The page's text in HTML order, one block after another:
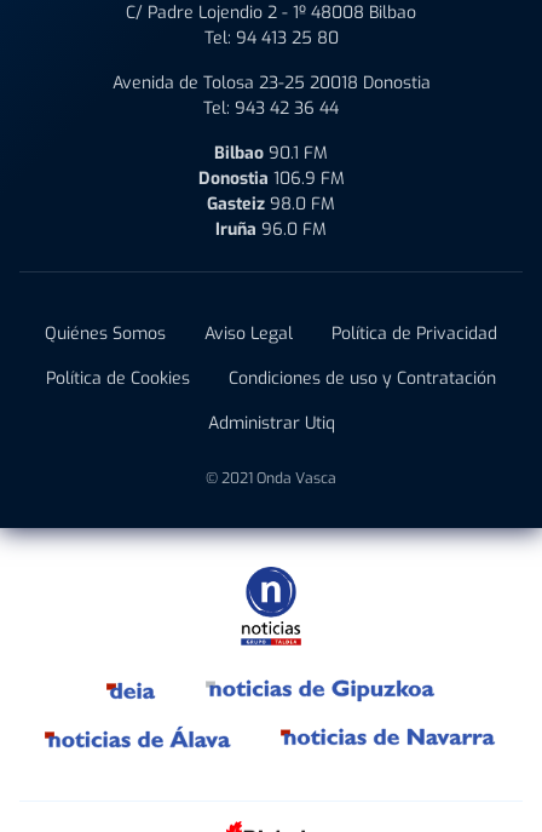
C/ Padre Lojendio 2 - 1º 48008 Bilbao
Tel: 94 413 25 80
Avenida de Tolosa 23-25 20018 Donostia
Tel: 943 42 36 44
Bilbao 90.1 FM
Donostia 106.9 FM
Gasteiz 98.0 FM
Iruña 96.0 FM
Quiénes Somos Aviso Legal
Política de Privacidad
Política de Cookies
Condiciones de uso y Contratación
Administrar Utiq
© 2021 Onda Vasca